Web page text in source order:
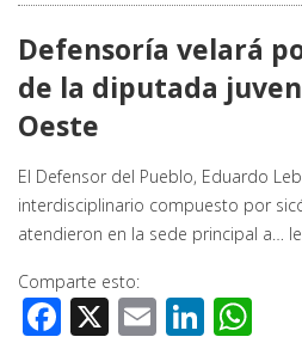
Defensoría velará
de la diputada
Oeste
El Defensor del Pueblo, Eduardo
interdisciplinario compuesto por
atendieron en la sede principal a…
Comparte esto:
Facebook
X Email